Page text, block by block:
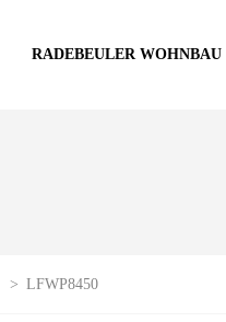
RADEBEULER WOHNBAU
> LFWP8450